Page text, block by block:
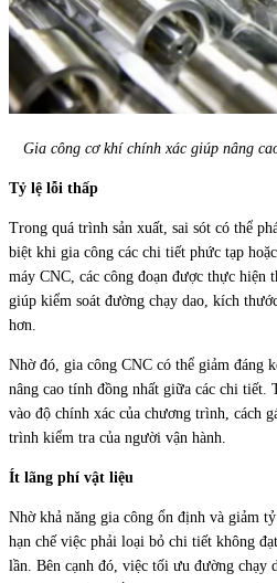
Gia công cơ khí chính xác giúp nâng
Tỷ lệ lỗi thấp
Trong quá trình sản xuất, sai sót có thể
biệt khi gia công các chi tiết phức tạp
máy CNC, các công đoạn được thực hiện
giúp kiểm soát đường chạy dao, kích
hơn.
Nhờ đó, gia công CNC có thể giảm đáng
nâng cao tính đồng nhất giữa các chi tiết.
vào độ chính xác của chương trình, cách
trình kiểm tra của người vận hành.
Ít lãng phí vật liệu
Nhờ khả năng gia công ổn định và giảm
hạn chế việc phải loại bỏ chi tiết không
lần. Bên cạnh đó, việc tối ưu đường chạy